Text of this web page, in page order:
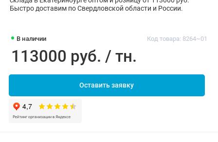
В наличии Код товара: 8264~01
113000 руб. / тн.
Оставить заявку
Быстро доставим по Свердловской области и России.